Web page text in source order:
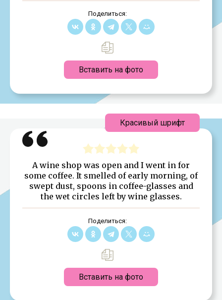
Поделиться:
Вставить на фото
A wine shop was open and I went in for
some coffee. It smelled of early morning, of
swept dust, spoons in coffee-glasses and
the wet circles left by wine glasses.
Поделиться:
Вставить на фото
Красивый шрифт